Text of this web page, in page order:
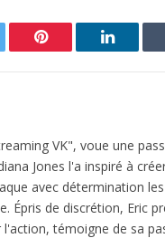
Pinterest LinkedIn
VK", voue une
Jones l'a inspiré à
avec détermination
Épris de discrétion, Eric
témoigne de sa